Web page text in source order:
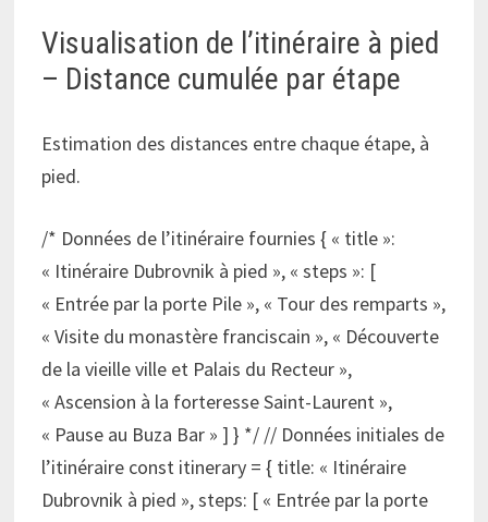
Visualisation de l’itinéraire à pied
– Distance cumulée par étape
Estimation des distances entre chaque étape, à
pied.
/* Données de l’itinéraire fournies { « title »:
« Itinéraire Dubrovnik à pied », « steps »: [
« Entrée par la porte Pile », « Tour des remparts »,
« Visite du monastère franciscain », « Découverte
de la vieille ville et Palais du Recteur »,
« Ascension à la forteresse Saint-Laurent »,
« Pause au Buza Bar » ] } */ // Données initiales de
l’itinéraire const itinerary = { title: « Itinéraire
Dubrovnik à pied », steps: [ « Entrée par la porte